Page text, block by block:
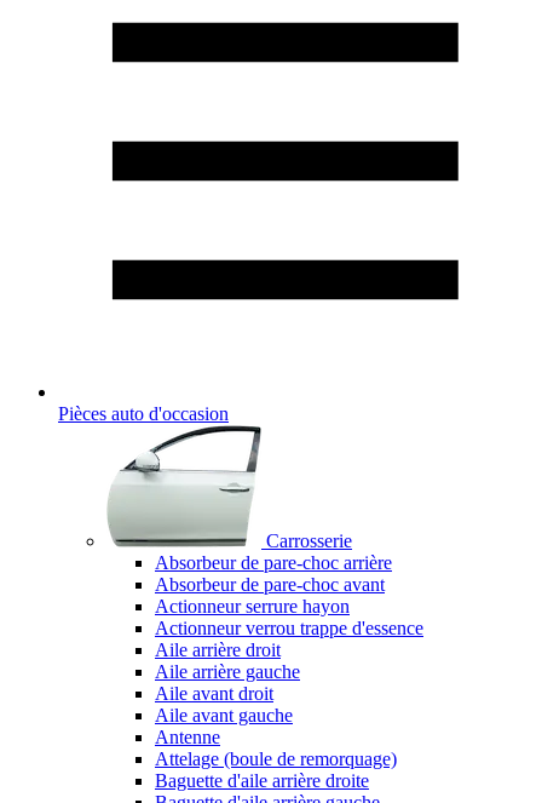
Pièces auto d'occasion
Carrosserie
Absorbeur de pare-choc arrière
Absorbeur de pare-choc avant
Actionneur serrure hayon
Actionneur verrou trappe d'essence
Aile arrière droit
Aile arrière gauche
Aile avant droit
Aile avant gauche
Antenne
Attelage (boule de remorquage)
Baguette d'aile arrière droite